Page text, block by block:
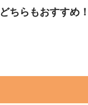
どちらもおすすめ！